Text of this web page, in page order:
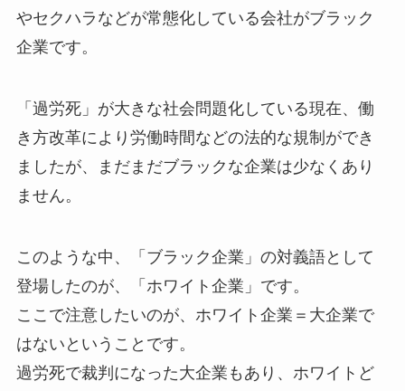
やセクハラなどが常態化している会社がブラック
企業です。
「過労死」が大きな社会問題化している現在、働
き方改革により労働時間などの法的な規制ができ
ましたが、まだまだブラックな企業は少なくあり
ません。
このような中、「ブラック企業」の対義語として
登場したのが、「ホワイト企業」です。
ここで注意したいのが、ホワイト企業＝大企業で
はないということです。
過労死で裁判になった大企業もあり、ホワイトど